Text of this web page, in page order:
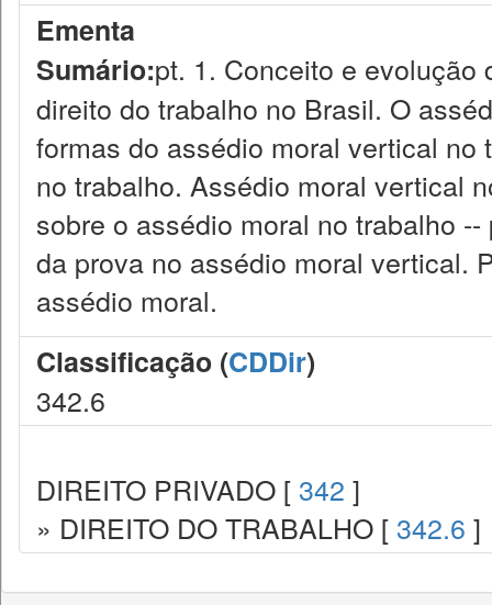
Ementa
Sumário:pt. 1. Conceito e evolução
direito do trabalho no Brasil. O
formas do assédio moral vertical
no trabalho. Assédio moral vertical
sobre o assédio moral no trabalho
da prova no assédio moral vertical.
assédio moral.
Classificação (CDDir)
342.6
DIREITO PRIVADO [ 342 ]
» DIREITO DO TRABALHO [ 342.6 ]